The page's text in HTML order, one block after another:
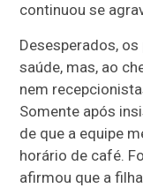
continuou se
Desesperados,
saúde, mas, ao
nem
Somente após
de que a equipe
horário de café.
afirmou que a